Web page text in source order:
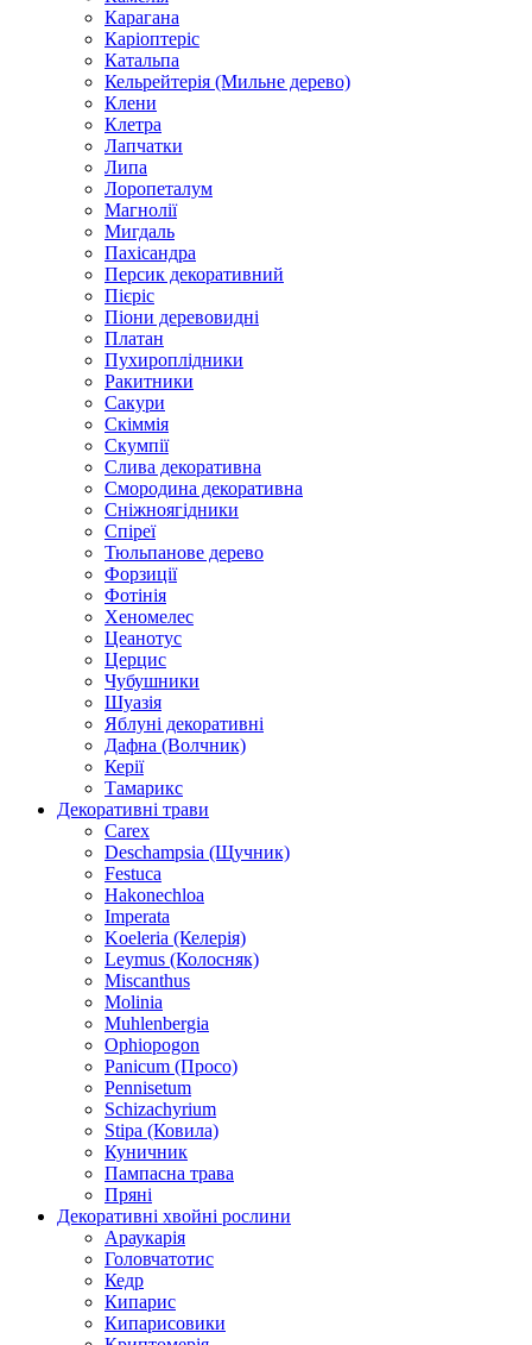
Карагана
Каріоптеріс
Катальпа
Кельрейтерія (Мильне дерево)
Клени
Клетра
Лапчатки
Липа
Лоропеталум
Магнолії
Мигдаль
Пахісандра
Персик декоративний
Пієріс
Піони деревовидні
Платан
Пухироплідники
Ракитники
Сакури
Скіммія
Скумпії
Слива декоративна
Смородина декоративна
Сніжноягідники
Спіреї
Тюльпанове дерево
Форзиції
Фотінія
Хеномелес
Цеанотус
Церцис
Чубушники
Шуазія
Яблуні декоративні
Дафна (Волчник)
Керії
Тамарикс
Декоративні трави
Carex
Deschampsia (Щучник)
Festuca
Hakonechloa
Imperata
Koeleria (Келерія)
Leymus (Колосняк)
Miscanthus
Molinia
Muhlenbergia
Ophiopogon
Panicum (Просо)
Pennisetum
Schizachyrium
Stipa (Ковила)
Куничник
Пампасна трава
Пряні
Декоративні хвойні рослини
Араукарія
Головчатотис
Кедр
Кипарис
Кипарисовики